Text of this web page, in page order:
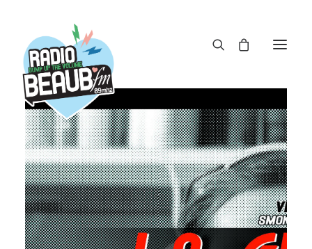
ACTUS
REPLAY
ÉMISSIONS
BOUTIQUE